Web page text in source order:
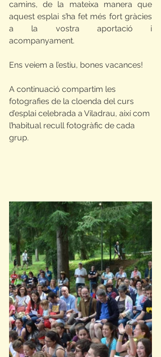
camins, de la mateixa manera que
aquest esplai s’ha fet més fort gràcies
a la vostra aportació i
acompanyament.
Ens veiem a l’estiu, bones vacances!
A continuació compartim les
fotografies de la cloenda del curs
d’esplai celebrada a Viladrau, així com
l’habitual recull fotogràfic de cada
grup.